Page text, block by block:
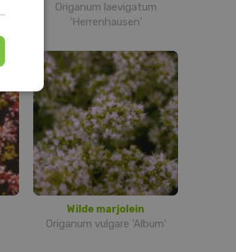
Origanum laevigatum
'Herrenhausen'
Wilde marjolein
Origanum vulgare 'Album'